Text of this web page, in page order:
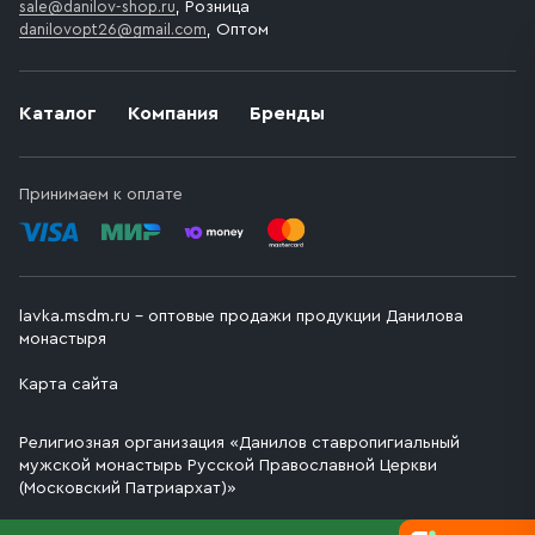
Каталог Компания Бренды
Принимаем к оплате
sale@danilov-shop.ru, Розница
danilovopt26@gmail.com, Оптом
lavka.msdm.ru – оптовые продажи продукции Данилова
монастыря
Карта сайта
Религиозная организация «Данилов ставропигиальный
мужской монастырь Русской Православной Церкви
(Московский Патриархат)»